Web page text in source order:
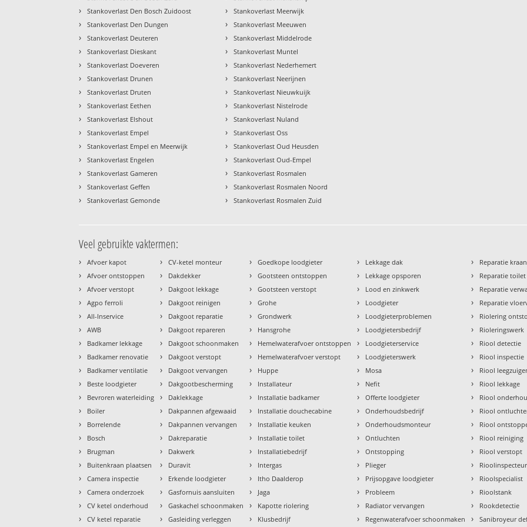
› Stankoverlast Den Bosch Zuidoost
› Stankoverlast Den Dungen
› Stankoverlast Deuteren
› Stankoverlast Dieskant
› Stankoverlast Doeveren
› Stankoverlast Drunen
› Stankoverlast Druten
› Stankoverlast Eethen
› Stankoverlast Elshout
› Stankoverlast Empel
› Stankoverlast Empel en Meerwijk
› Stankoverlast Engelen
› Stankoverlast Gameren
› Stankoverlast Geffen
› Stankoverlast Gemonde
› Stankoverlast Meerwijk
› Stankoverlast Meeuwen
› Stankoverlast Middelrode
› Stankoverlast Muntel
› Stankoverlast Nederhemert
› Stankoverlast Neerijnen
› Stankoverlast Nieuwkuijk
› Stankoverlast Nistelrode
› Stankoverlast Nuland
› Stankoverlast Oss
› Stankoverlast Oud Heusden
› Stankoverlast Oud-Empel
› Stankoverlast Rosmalen
› Stankoverlast Rosmalen Noord
› Stankoverlast Rosmalen Zuid
Veel gebruikte vaktermen:
› Afvoer kapot
› Afvoer ontstoppen
› Afvoer verstopt
› Agpo ferroli
› All-Inservice
› AWB
› Badkamer lekkage
› Badkamer renovatie
› Badkamer ventilatie
› Beste loodgieter
› Bevroren waterleiding
› Boiler
› Borrelende
› Bosch
› Brugman
› Buitenkraan plaatsen
› Camera inspectie
› Camera onderzoek
› CV ketel onderhoud
› CV ketel reparatie
› CV-ketel monteur
› Dakdekker
› Dakgoot lekkage
› Dakgoot reinigen
› Dakgoot reparatie
› Dakgoot repareren
› Dakgoot schoonmaken
› Dakgoot verstopt
› Dakgoot vervangen
› Dakgootbescherming
› Daklekkage
› Dakpannen afgewaaid
› Dakpannen vervangen
› Dakreparatie
› Dakwerk
› Duravit
› Erkende loodgieter
› Gasfornuis aansluiten
› Gaskachel schoonmaken
› Gasleiding verleggen
› Goedkope loodgieter
› Gootsteen ontstoppen
› Gootsteen verstopt
› Grohe
› Grondwerk
› Hansgrohe
› Hemelwaterafvoer ontstoppen
› Hemelwaterafvoer verstopt
› Huppe
› Installateur
› Installatie badkamer
› Installatie douchecabine
› Installatie keuken
› Installatie toilet
› Installatiebedrijf
› Intergas
› Itho Daalderop
› Jaga
› Kapotte riolering
› Klusbedrijf
› Lekkage dak
› Lekkage opsporen
› Lood en zinkwerk
› Loodgieter
› Loodgieterproblemen
› Loodgietersbedrijf
› Loodgieterservice
› Loodgieterswerk
› Mosa
› Nefit
› Offerte loodgieter
› Onderhoudsbedrijf
› Onderhoudsmonteur
› Ontluchten
› Ontstopping
› Plieger
› Prijsopgave loodgieter
› Probleem
› Radiator vervangen
› Regenwaterafvoer schoonmaken
› Reparatie kraan
› Reparatie toilet
› Reparatie
› Reparatie
› Riolering
› Rioleringswerk
› Riool detectie
› Riool inspectie
› Riool
› Riool lekkage
› Riool
› Riool
› Riool
› Riool reiniging
› Riool verstopt
› Rioolinspecteur
› Rioolspecialist
› Rioolstank
› Rookdetectie
› Sanibroyeur